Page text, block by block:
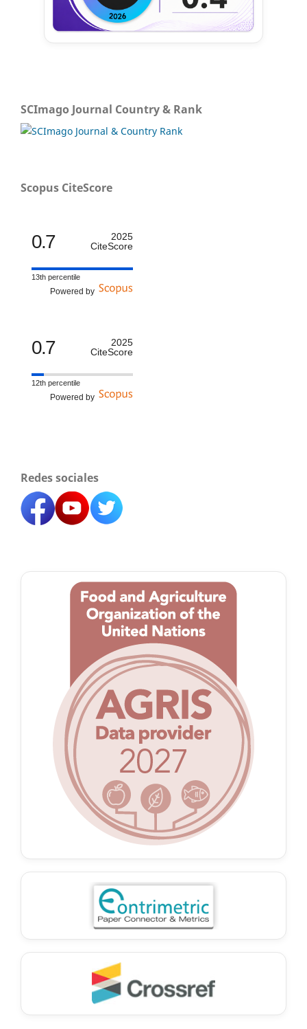
SCImago Journal Country & Rank
Scopus CiteScore
0.7
2025
CiteScore
13th percentile
Powered by
0.7
2025
CiteScore
12th percentile
Powered by
Redes sociales